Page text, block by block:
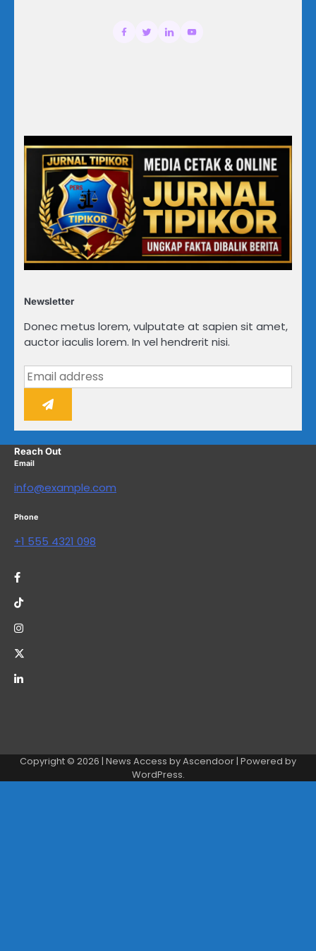
Newsletter
Donec metus lorem, vulputate at sapien sit amet,
auctor iaculis lorem. In vel hendrerit nisi.
Reach Out
Email
info@example.com
Phone
+1 555 4321 098
Copyright © 2026 | News Access byAscendoor| Powered by
WordPress.